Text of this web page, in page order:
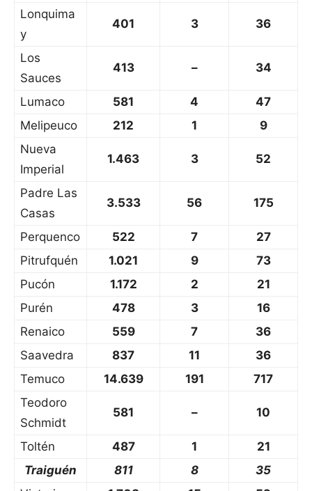
Lonquima
y
401 3 36
Los
Sauces
413 – 34
Lumaco 581 4
47
Melipeuco
212 1
9
Nueva
Imperial
1.463 3 52
Padre Las
Casas
3.533 56 175
Perquenco 522 7
27
Pitrufquén
1.021 9
73
Pucón
1.172 2
21
Purén
478 3
16
Renaico
559 7
36
Saavedra
837 11
36
Temuco
14.639 191
717
Teodoro
Schmidt
581 – 10
Toltén 487 1
21
Traiguén
811 8
35